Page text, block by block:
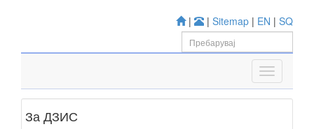
| | Sitemap | EN | SQ
За ДЗИС